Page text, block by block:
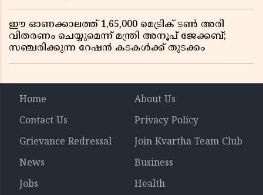
ഈ ഓണക്കാലത്ത് 1,65,000 മെട്രിക് ടൺ അരി
വിതരണം ചെയ്യുമെന്ന് മന്ത്രി അനൂപ് ജേക്കബ്;
സഞ്ചരിക്കുന്ന റേഷൻ കടകൾക്ക് തുടക്കം
Home
About Us
Contact Us
Privacy Policy
Grievance Redressal
Join Kvartha Team Club
News
Business
Jobs
Health